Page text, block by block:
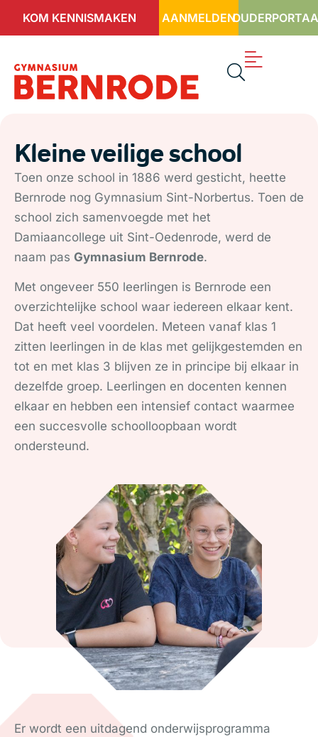
KOM KENNISMAKEN AANMELDEN
Kleine veilige school
Toen onze school in 1886 werd gesticht, heette
Bernrode nog Gymnasium Sint-Norbertus. Toen de
school zich samenvoegde met het
Damiaancollege uit Sint-Oedenrode, werd de
naam pas Gymnasium Bernrode.
Met ongeveer 550 leerlingen is Bernrode een
overzichtelijke school waar iedereen elkaar kent.
Dat heeft veel voordelen. Meteen vanaf klas 1
zitten leerlingen in de klas met gelijkgestemden en
tot en met klas 3 blijven ze in principe bij elkaar in
dezelfde groep. Leerlingen en docenten kennen
elkaar en hebben een intensief contact waarmee
een succesvolle schoolloopbaan wordt
ondersteund.
Er wordt een uitdagend onderwijsprogramma